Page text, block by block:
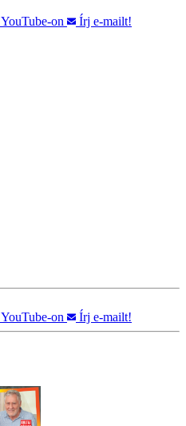
YouTube-on
Írj e-mailt!
YouTube-on Írj e-mailt!